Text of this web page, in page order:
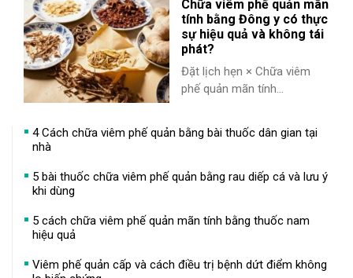
Chữa viêm phế quản mãn
tính bằng Đông y có thực
sự hiệu quả và không tái
phát?
Đặt lịch hẹn × Chữa viêm
phế quản mãn tính...
4 Cách chữa viêm phế quản bằng bài thuốc dân gian tại
nhà
5 bài thuốc chữa viêm phế quản bằng rau diếp cá và lưu ý
khi dùng
5 cách chữa viêm phế quản mãn tính bằng thuốc nam
hiệu quả
Viêm phế quản cấp và cách điều trị bệnh dứt điểm không